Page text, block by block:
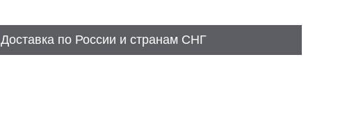
Доставка по России и странам СНГ